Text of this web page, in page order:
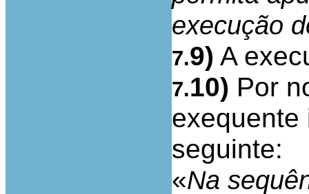
execução
7.9) A
7.10) Por
exequente
seguinte:
«Na